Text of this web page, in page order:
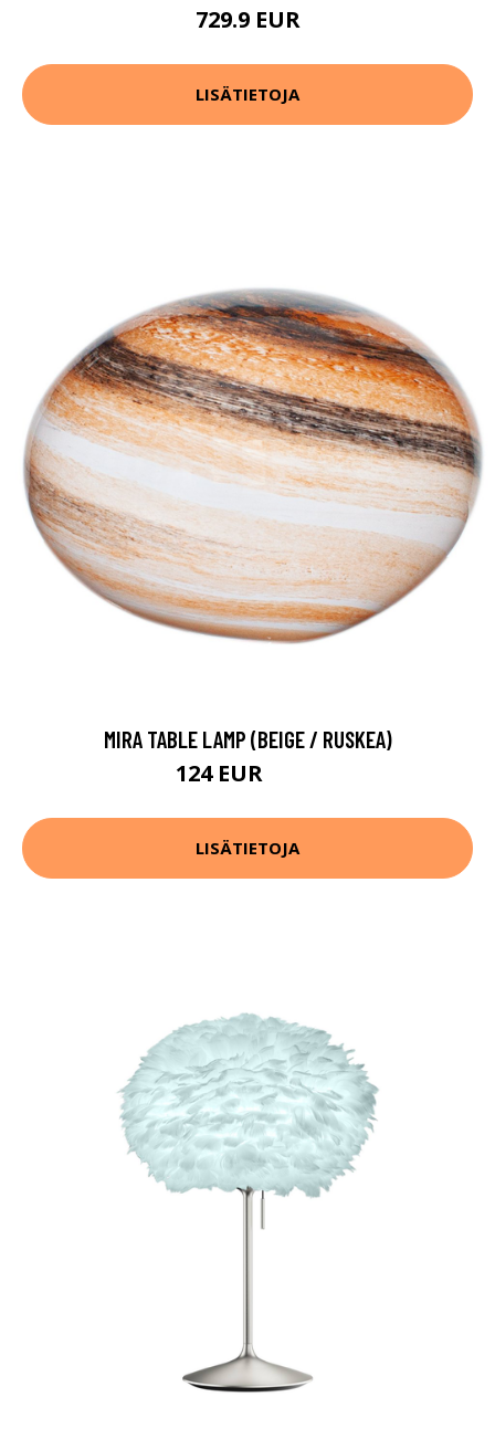
729.9 EUR
LISÄTIETOJA
MIRA TABLE LAMP (BEIGE / RUSKEA)
124 EUR
LISÄTIETOJA